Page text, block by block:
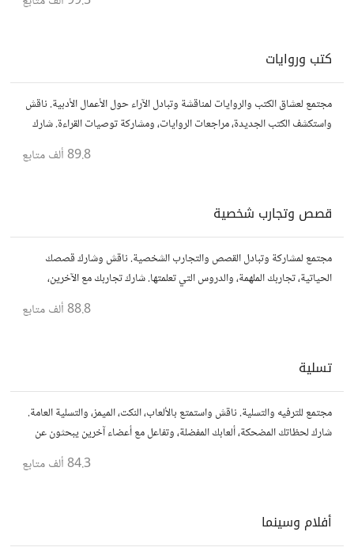
كتب وروايات
مجتمع لعشاق الكتب والروايات لمناقشة وتبادل الآراء حول الأعمال الأدبية. ناقش
واستكشف الكتب الجديدة، مراجعات الروايات، ومشاركة توصيات القراءة. شارك
89.8 ألف متابع
قصص وتجارب شخصية
مجتمع لمشاركة وتبادل القصص والتجارب الشخصية. ناقش وشارك قصصك
الحياتية، تجاربك الملهمة، والدروس التي تعلمتها. شارك تجاربك مع الآخرين،
88.8 ألف متابع
تسلية
مجتمع للترفيه والتسلية. ناقش واستمتع بالألعاب، النكت، الميمز، والتسلية العامة.
شارك لحظاتك المضحكة، ألعابك المفضلة، وتفاعل مع أعضاء آخرين يبحثون عن
84.3 ألف متابع
أفلام وسينما